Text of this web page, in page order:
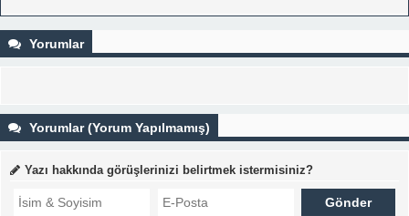
Yorumlar
Yorumlar (Yorum Yapılmamış)
Yazı hakkında görüşlerinizi belirtmek istermisiniz?